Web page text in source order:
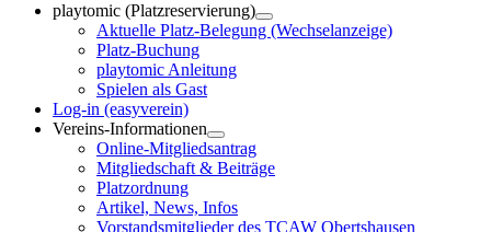
playtomic (Platzreservierung)
Aktuelle Platz-Belegung (Wechselanzeige)
Platz-Buchung
playtomic Anleitung
Spielen als Gast
Log-in (easyverein)
Vereins-Informationen
Online-Mitgliedsantrag
Mitgliedschaft & Beiträge
Platzordnung
Artikel, News, Infos
Vorstandsmitglieder des TCAW Obertshausen